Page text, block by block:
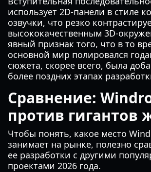
использует 2D-панели в стиле
озвучки, что резко
высококачественным 3D-
явный признак того, что в то
основной мир полировался
сюжета, скорее всего, была
более поздних этапах
Сравнение:
против гигантов
Чтобы понять, какое место
занимает на рынке, полезно
ее разработки с другими
проектами 2026 года.